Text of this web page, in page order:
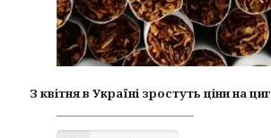
З квітня в Україні зростуть ціни на